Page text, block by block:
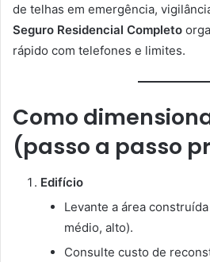
de telhas em emergência,
Seguro Residencial Completo
rápido com telefones e limites.
Como
(passo a passo
Edifício
Levante a área
médio, alto).
Consulte custo de